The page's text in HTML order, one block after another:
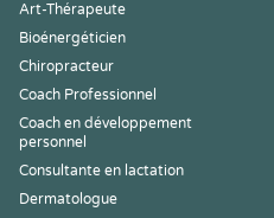
Art-Thérapeute
Bioénergéticien
Chiropracteur
Coach Professionnel
Coach en développement
personnel
Consultante en lactation
Dermatologue